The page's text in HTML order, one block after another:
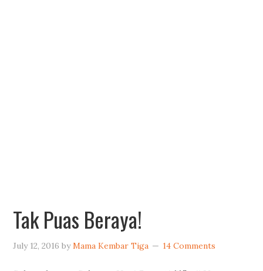
Tak Puas Beraya!
July 12, 2016 byMama Kembar Tiga 14 Comments